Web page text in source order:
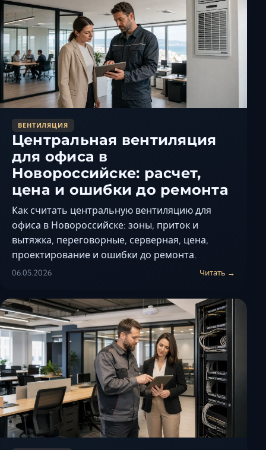
ВЕНТИЛЯЦИЯ
Центральная вентиляция
для офиса в
Новороссийске: расчет,
цена и ошибки до ремонта
Как считать центральную вентиляцию для
офиса в Новороссийске: зоны, приток и
вытяжка, переговорные, серверная, цена,
проектирование и ошибки до ремонта.
06.05.2026 Читать →